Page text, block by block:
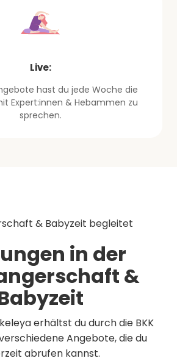
Live:
hast du jede Woche die
Expert:innen & Hebammen zu
sprechen.
& Babyzeit begleitet
in der
&
erhältst du durch die BKK
Angebote, die du
abrufen kannst.